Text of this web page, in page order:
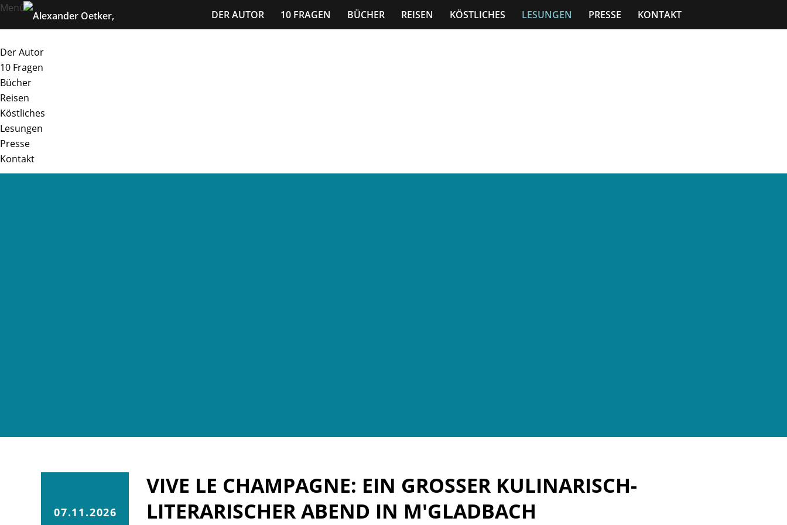
überspringen
DER AUTOR 10 FRAGEN BÜCHER REISEN KÖSTLICHES LESUNGEN PRESSE KONTAKT
Menü
überspringen
Der Autor
10 Fragen
Bücher
Reisen
Köstliches
Lesungen
Presse
Kontakt
VIVE LE CHAMPAGNE: EIN GROSSER KULINARISCH-L
ITERARISCHER ABEND IN M'GLADBACH
07.11.2026